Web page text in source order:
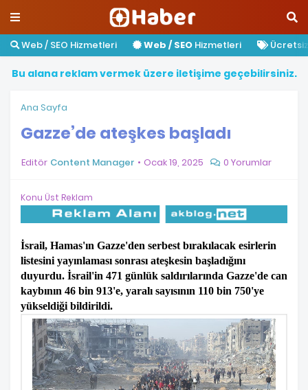
Web / SEO Hizmetleri Web / SEO Hizmetleri
Bu alana reklamvermek üzere iletişime geçebilirsiniz.
Ana Sayfa
Gazze’de ateşkes başladı
Editör Content Manager Ocak 19, 2025 0 Yorumlar
Konu Üst Reklam
İsrail, Hamas'ın Gazze'den serbest bırakılacak esirlerin
listesini yayınlaması sonrası ateşkesin başladığını
duyurdu. İsrail'in 471 günlük saldırılarında Gazze'de can
kaybının 46 bin 913'e, yaralı sayısının 110 bin 750'ye
yükseldiği bildirildi.